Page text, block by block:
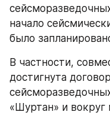
начало
было
В частности,
достигнута
«Шуртан» и